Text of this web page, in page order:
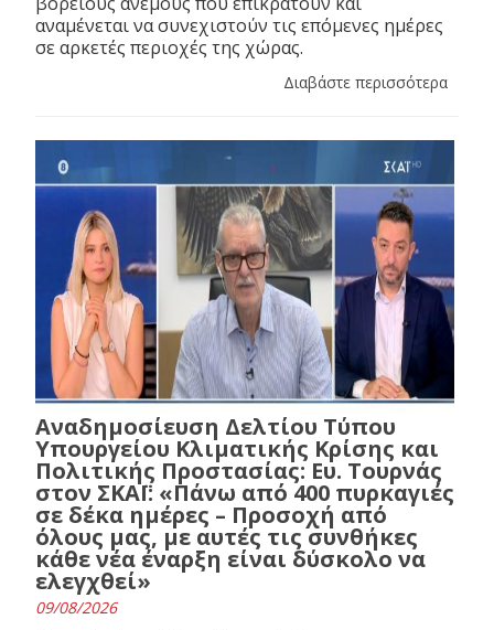
αναμένεται να συνεχιστούν τις επόμενες ημέρες
σε αρκετές περιοχές της χώρας.
Διαβάστε περισσότερα
Αναδημοσίευση Δελτίου Τύπου
Υπουργείου Κλιματικής Κρίσης και
Πολιτικής Προστασίας: Ευ. Τουρνάς
στον ΣΚΑΪ: «Πάνω από 400 πυρκαγιές
σε δέκα ημέρες – Προσοχή από
όλους μας, με αυτές τις συνθήκες
κάθε νέα έναρξη είναι δύσκολο να
ελεγχθεί»
09/08/2026